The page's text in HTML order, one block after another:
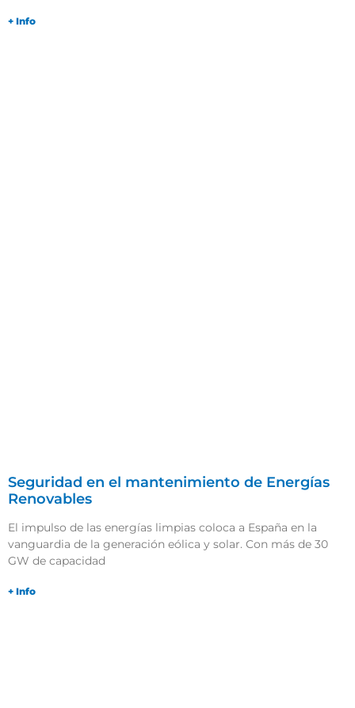
+ Info
Seguridad en el mantenimiento de Energías
Renovables
El impulso de las energías limpias coloca a España en la
vanguardia de la generación eólica y solar. Con más de 30
GW de capacidad
+ Info